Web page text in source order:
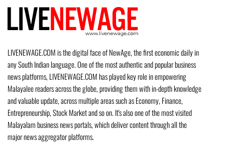
LIVENEWAGE.COM is the digital face of NewAge, the first economic daily in
any South Indian language. One of the most authentic and popular business
news platforms, LIVENEWAGE.COM has played key role in empowering
Malayalee readers across the globe, providing them with in-depth knowledge
and valuable update, across multiple areas such as Economy, Finance,
Entrepreneurship, Stock Market and so on. It's also one of the most visited
Malayalam business news portals, which deliver content through all the
major news aggregator platforms.